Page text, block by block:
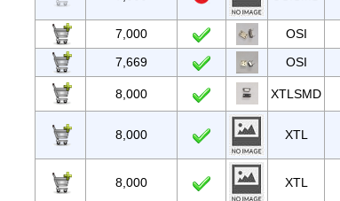
7,000 OSI
7,669
OSI
8,000 XTLSMD
8,000 XTL
8,000 XTL